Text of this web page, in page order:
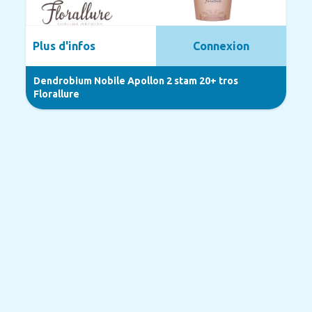
Dendrobium Nobile Apollon 2 stam 20+ tros
Florallure
Plus d'infos Connexion